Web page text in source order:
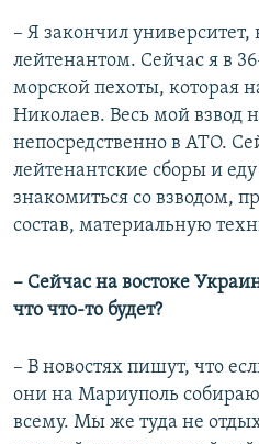
– Я закончил университет,
лейтенантом. Сейчас я в
морской пехоты, которая
Николаев. Весь мой взвод
непосредственно в АТО.
лейтенантские сборы и
знакомиться со взводом,
состав, материальную
– Сейчас на востоке
что что-то будет?
– В новостях пишут, что
они на Мариуполь
всему. Мы же туда не